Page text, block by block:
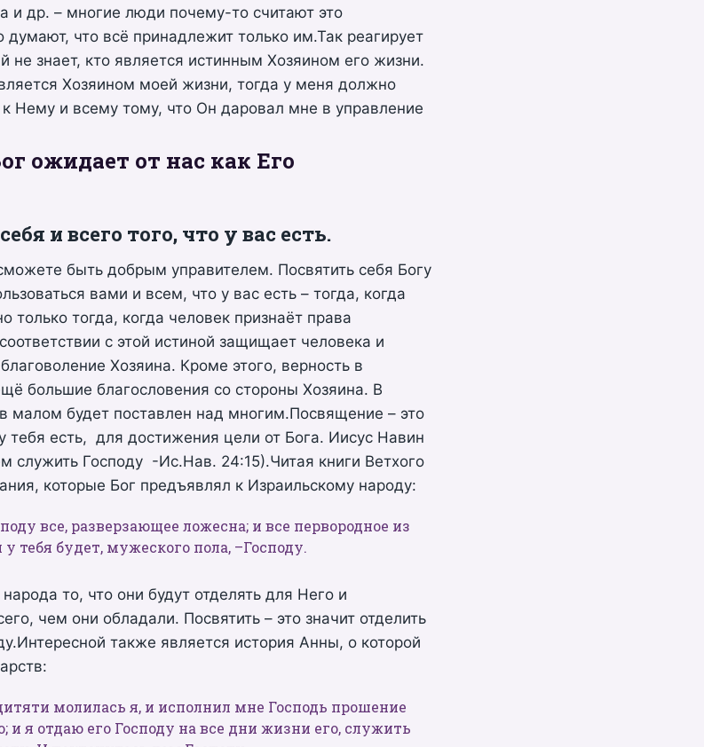
и др. – многие люди почему-то считают это
что всё принадлежит только им.Так реагирует
не знает, кто является истинным Хозяином его жизни.
Хозяином моей жизни, тогда у меня должно
Нему и всему тому, что Он даровал мне в управление
ожидает от нас как Его
и всего того, что у вас есть.
быть добрым управителем. Посвятить себя Богу
вами и всем, что у вас есть – тогда, когда
только тогда, когда человек признаёт права
с этой истиной защищает человека и
Хозяина. Кроме этого, верность в
большие благословения со стороны Хозяина. В
малом будет поставлен над многим.Посвящение – это
тебя есть, для достижения цели от Бога. Иисус Навин
служить Господу -Ис.Нав. 24:15).Читая книги Ветхого
которые Бог предъявлял к Израильскому народу:
все, разверзающее ложесна; и все первородное из
у тебя будет, мужеского пола, –Господу.
то, что они будут отделять для Него и
чем они обладали. Посвятить – это значит отделить
также является история Анны, о которой
молилась я, и исполнил мне Господь прошение
и я отдаю его Господу на все дни жизни его, служить